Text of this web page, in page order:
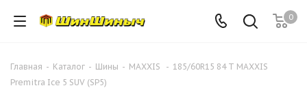
0
Главная - Каталог - Шины - MAXXIS - 185/60R15 84 T MAXXIS
Premitra Ice 5 SUV (SP5)